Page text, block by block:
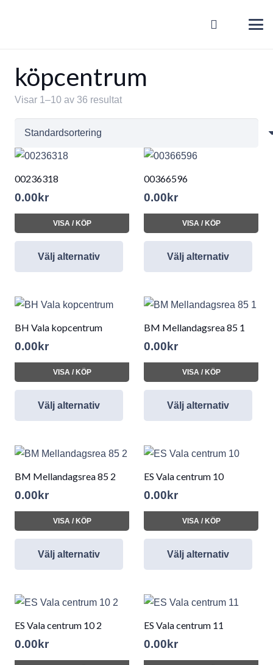
köpcentrum
Visar 1–10 av 36 resultat
00236318
0.00 kr
VISA / KÖP
Välj alternativ
00366596
0.00 kr
VISA / KÖP
Välj alternativ
BH Vala kopcentrum
0.00 kr
VISA / KÖP
Välj alternativ
BM Mellandagsrea 85 1
0.00 kr
VISA / KÖP
Välj alternativ
BM Mellandagsrea 85 2
0.00 kr
VISA / KÖP
Välj alternativ
ES Vala centrum 10
0.00 kr
VISA / KÖP
Välj alternativ
ES Vala centrum 10 2
0.00 kr
ES Vala centrum 11
0.00 kr